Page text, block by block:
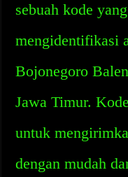
sebuah kode
mengidentifikasi
Bojonegoro
Jawa Timur.
untuk
dengan mudah